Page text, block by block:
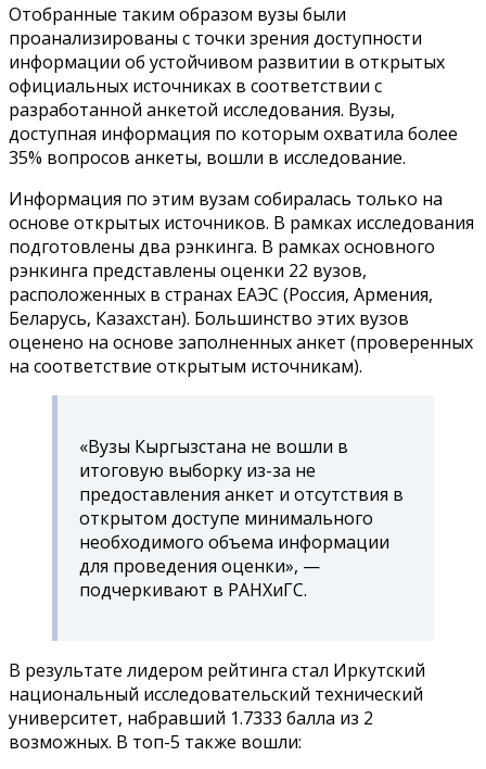
Отобранные таким образом вузы были
проанализированы с точки зрения доступности
информации об устойчивом развитии в открытых
официальных источниках в соответствии с
разработанной анкетой исследования. Вузы,
доступная информация по которым охватила более
35% вопросов анкеты, вошли в исследование.
Информация по этим вузам собиралась только на
основе открытых источников. В рамках исследования
подготовлены два рэнкинга. В рамках основного
рэнкинга представлены оценки 22 вузов,
расположенных в странах ЕАЭС (Россия, Армения,
Беларусь, Казахстан). Большинство этих вузов
оценено на основе заполненных анкет (проверенных
на соответствие открытым источникам).
«Вузы Кыргызстана не вошли в
итоговую выборку из-за не
предоставления анкет и отсутствия в
открытом доступе минимального
необходимого объема информации
для проведения оценки», —
подчеркивают в РАНХиГС.
В результате лидером рейтинга стал Иркутский
национальный исследовательский технический
университет, набравший 1.7333 балла из 2
возможных. В топ-5 также вошли: